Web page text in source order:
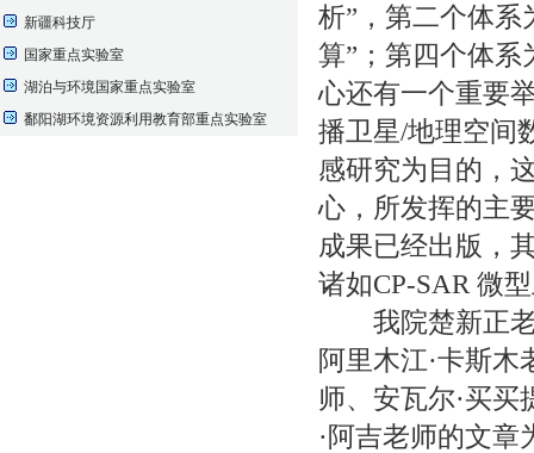
新疆科技厅
国家重点实验室
湖泊与环境国家重点实验室
鄱阳湖环境资源利用教育部重点实验室
析”，第二个体系
算”；第四个体系
心还有一个重要
播卫星/地理空间
感研究为目的，
心，所发挥的主
成果已经出版，
诸如CP-SAR 微
我院楚新正老
阿里木江·卡斯
师、安瓦尔·买
·阿吉老师的文章